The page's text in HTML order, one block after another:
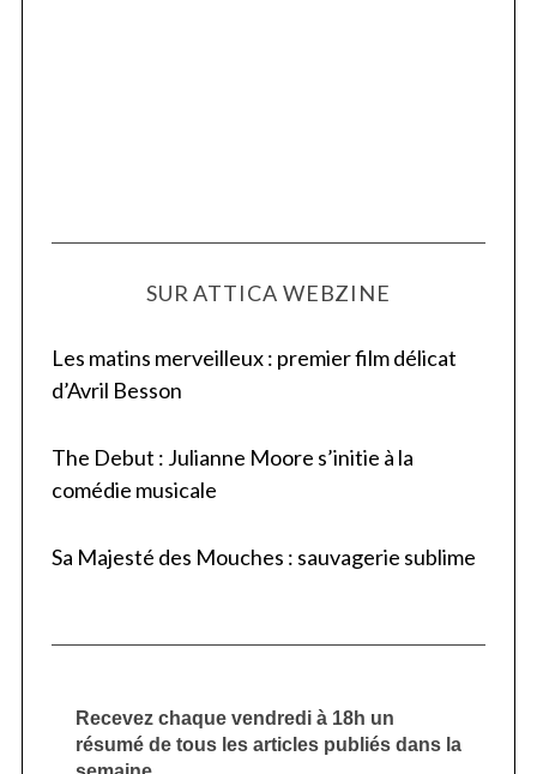
SUR ATTICA WEBZINE
Les matins merveilleux : premier film délicat
d’Avril Besson
The Debut : Julianne Moore s’initie à la
comédie musicale
Sa Majesté des Mouches : sauvagerie sublime
Recevez chaque vendredi à 18h un
résumé de tous les articles publiés dans la